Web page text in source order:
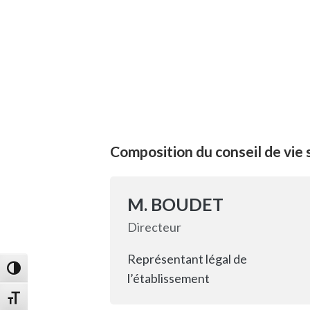
Passer en contraste élevé
Changer la taille de la police
Composition du conseil de vie
M. BOUDET
Directeur
Représentant légal de
l’établissement